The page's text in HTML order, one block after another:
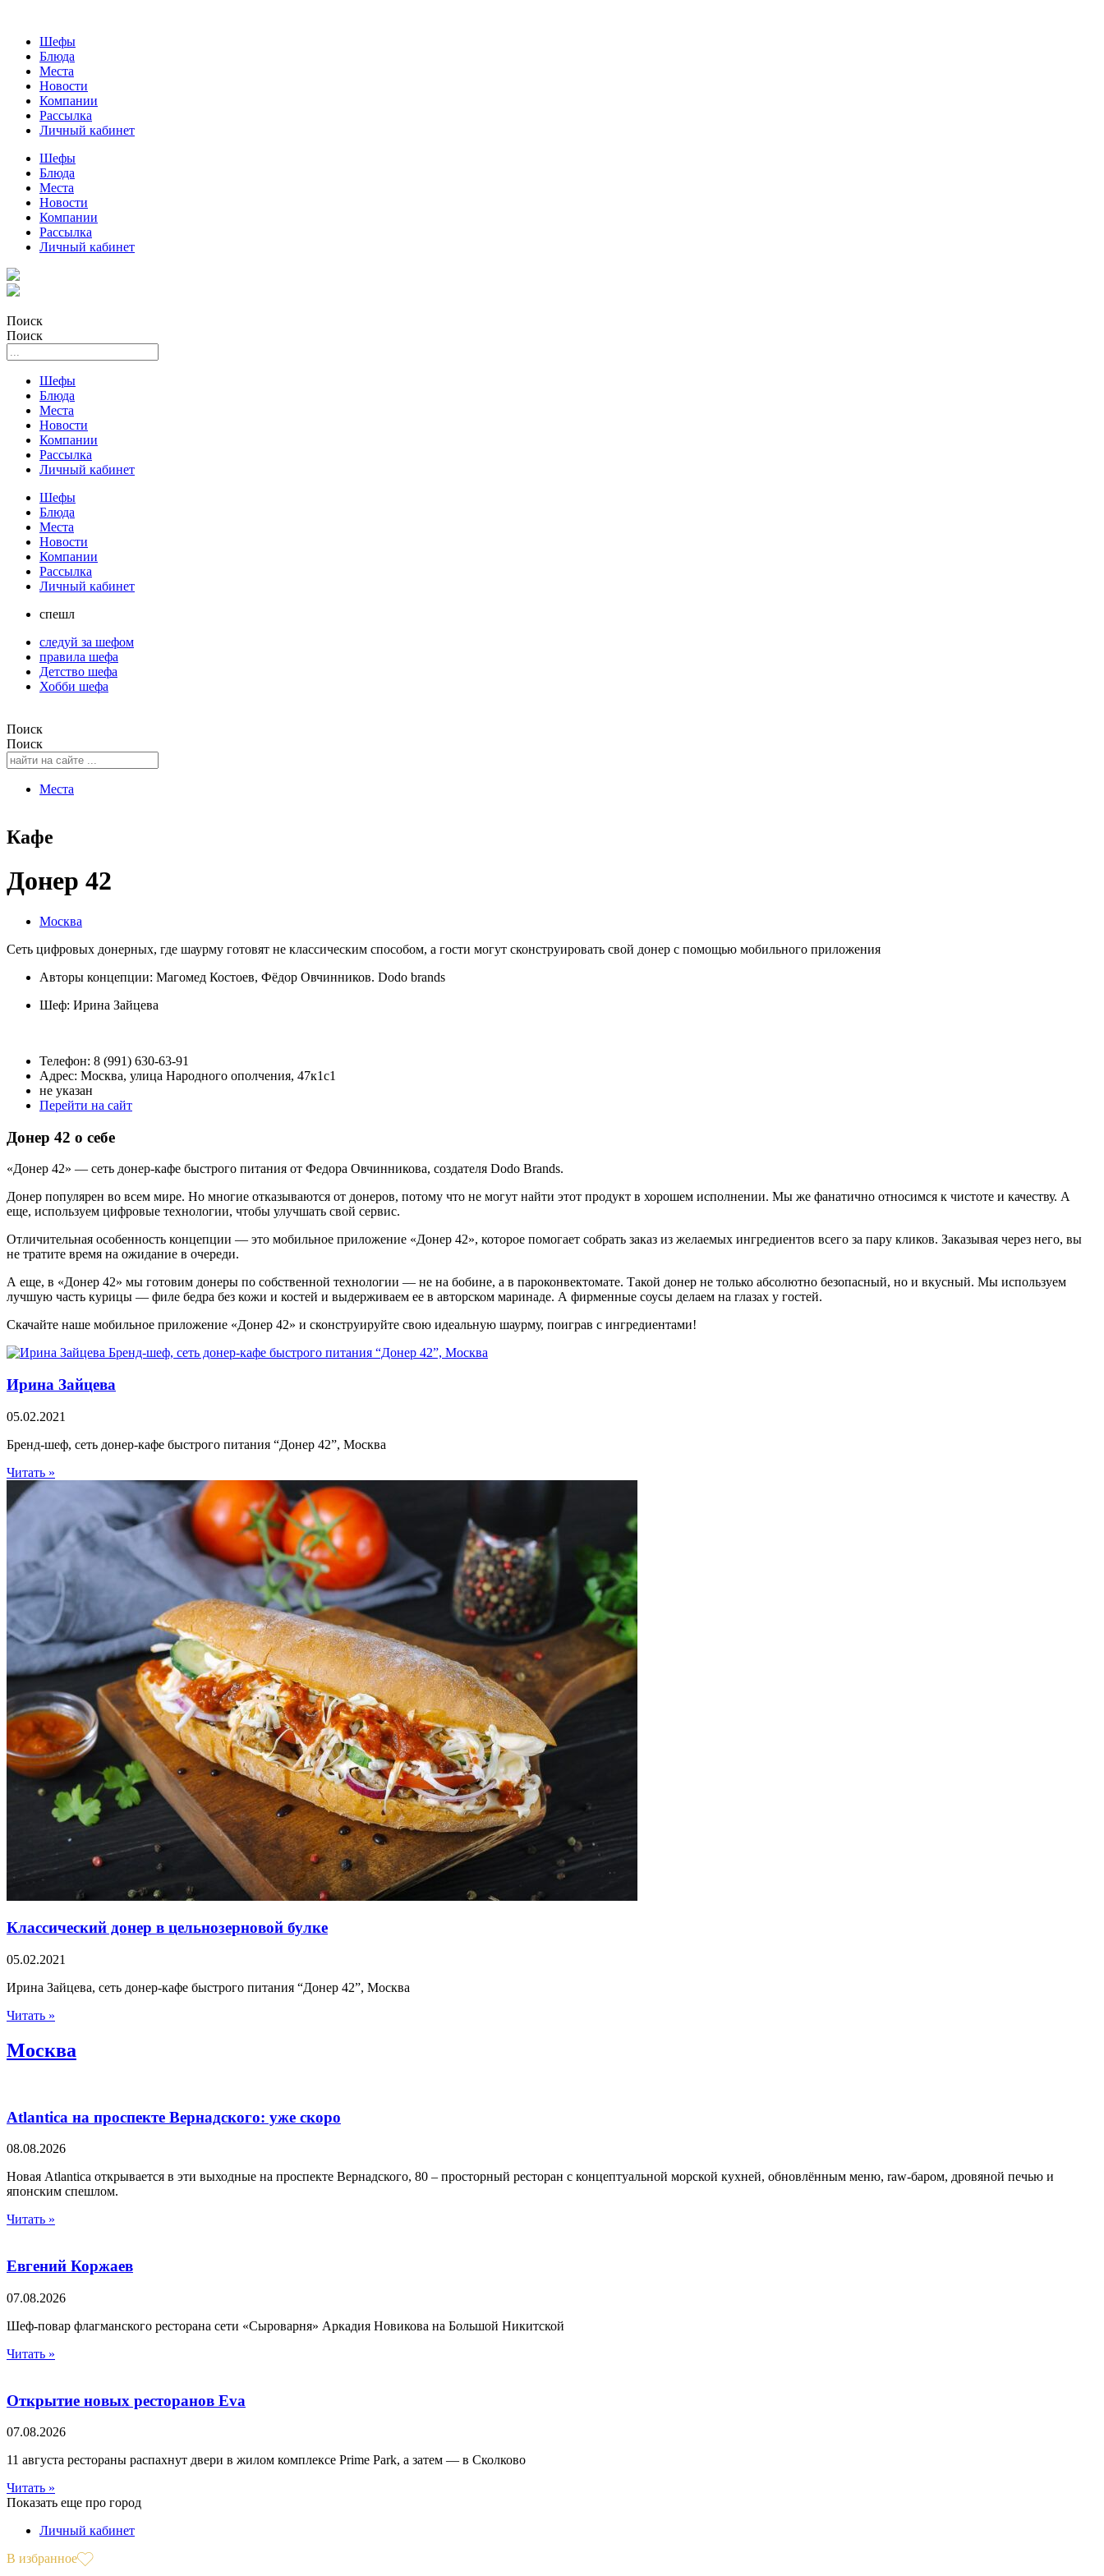
Шефы
Блюда
Места
Новости
Компании
Рассылка
Личный кабинет
Шефы
Блюда
Места
Новости
Компании
Рассылка
Личный кабинет
Поиск
Поиск
Шефы
Блюда
Места
Новости
Компании
Рассылка
Личный кабинет
Шефы
Блюда
Места
Новости
Компании
Рассылка
Личный кабинет
спешл
следуй за шефом
правила шефа
Детство шефа
Хобби шефа
Поиск
Поиск
Места
Кафе
Донер 42
Москва
Cеть цифровых донерных, где шаурму готовят не классическим способом, а гости могут сконструировать свой донер с помощью мобильного приложения
Авторы концепции: Магомед Костоев, Фёдор Овчинников. Dodo brands
Шеф: Ирина Зайцева
Телефон: 8 (991) 630-63-91
Адрес: Москва, улица Народного ополчения, 47к1с1
не указан
Перейти на сайт
Донер 42 о себе
«Донер 42» — сеть донер-кафе быстрого питания от Федора Овчинникова, создателя Dodo Brands.
Донер популярен во всем мире. Но многие отказываются от донеров, потому что не могут найти этот продукт в хорошем исполнении. Мы же фанатично относимся к чистоте и качеству. А
еще, используем цифровые технологии, чтобы улучшать свой сервис.
Отличительная особенность концепции — это мобильное приложение «Донер 42», которое помогает собрать заказ из желаемых ингредиентов всего за пару кликов. Заказывая через него, вы
не тратите время на ожидание в очереди.
А еще, в «Донер 42» мы готовим донеры по собственной технологии — не на бобине, а в пароконвектомате. Такой донер не только абсолютно безопасный, но и вкусный. Мы используем
лучшую часть курицы — филе бедра без кожи и костей и выдерживаем ее в авторском маринаде. А фирменные соусы делаем на глазах у гостей.
Скачайте наше мобильное приложение «Донер 42» и сконструируйте свою идеальную шаурму, поиграв с ингредиентами!
Ирина Зайцева
05.02.2021
Бренд-шеф, сеть донер-кафе быстрого питания “Донер 42”, Москва
Читать »
Классический донер в цельнозерновой булке
05.02.2021
Ирина Зайцева, сеть донер-кафе быстрого питания “Донер 42”, Москва
Читать »
Москва
Atlantica на проспекте Вернадского: уже скоро
08.08.2026
Новая Atlantica открывается в эти выходные на проспекте Вернадского, 80 – просторный ресторан с концептуальной морской кухней, обновлённым меню, raw-баром, дровяной печью и
японским спешлом.
Читать »
Евгений Коржаев
07.08.2026
Шеф-повар флагманского ресторана сети «Сыроварня» Аркадия Новикова на Большой Никитской
Читать »
Открытие новых ресторанов Eva
07.08.2026
11 августа рестораны распахнут двери в жилом комплексе Prime Park, а затем — в Сколково
Читать »
Показать еще про город
Личный кабинет
В избранное